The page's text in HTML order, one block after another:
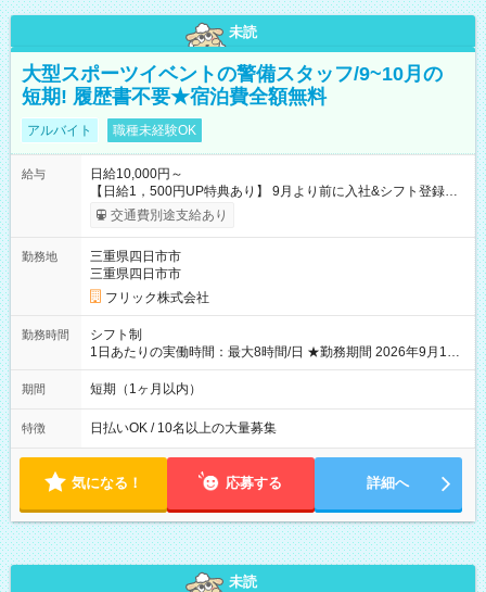
未読
大型スポーツイベントの警備スタッフ/9~10月の
短期! 履歴書不要★宿泊費全額無料
アルバイト 職種未経験OK
給与
日給10,000円～
【日給1，500円UP特典あり】 9月より前に入社&シフト登録す
ると 期間中(9/16~10/23) の日給がUP! 日給1万1500円でしっか
り稼げます♪ 【試用期間】試用期間なし
交通費別途支給あり
勤務地
三重県四日市市
三重県四日市市
フリック株式会社
勤務時間
シフト制
1日あたりの実働時間：最大8時間/日 ★勤務期間 2026年9月16
日~2026年10月23日 短期勤務OK! 期間中フル勤務できる方優遇
※週3~5日勤務(勤務日数応相談) ※期間前から勤務スタートも可
り ※夜勤シフトあり
期間 短期（1ヶ月以内）
特徴 日払いOK / 10名以上の大量募集
気になる！ 応募する 詳細へ
未読